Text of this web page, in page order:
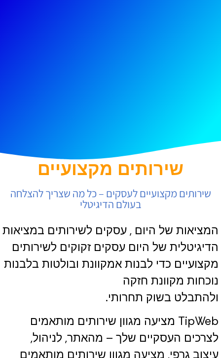
שירותים מקצועיים
שירותים מקצועיים לעסקים – כל מה שצריך להצלחה
בעולם הדיגיטלי
המציאות של היום , עסקים לשירותים במציאות
הדיגיטלית של היום עסקים זקוקים לשירותים
מקצועיים כדי לבנות אמקוונת ובולטות בלבנות
נוכחות מקוונת חזקה
ולהתבלט בשוק תחרותי.
TipWeb מציעה מגוון שירותים מותאמים
לצרכים העסקיים שלך – מהאתר, לניהול,
עיצוב גרפי, מציעה מגוון שירותים מותאמים